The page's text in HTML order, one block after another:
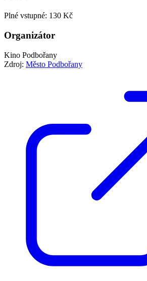
Plné vstupné: 130 Kč
Organizátor
Kino Podbořany
Zdroj: Město Podbořany